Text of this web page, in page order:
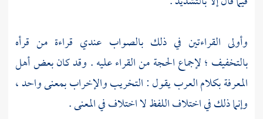
وأولى القراءتين في ذلك بالصواب عندي قراءة من قرأه
بالتخفيف ؛ لإجماع الحجة من القراء عليه . وقد كان بعض أهل
المعرفة بكلام العرب يقول : التخريب والإخراب بمعنى واحد ،
وإنما ذلك في اختلاف اللفظ لا اختلاف في المعنى .